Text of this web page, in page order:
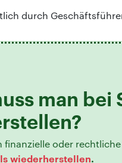
durch
man bei
finanzielle oder
wiederherstellen.